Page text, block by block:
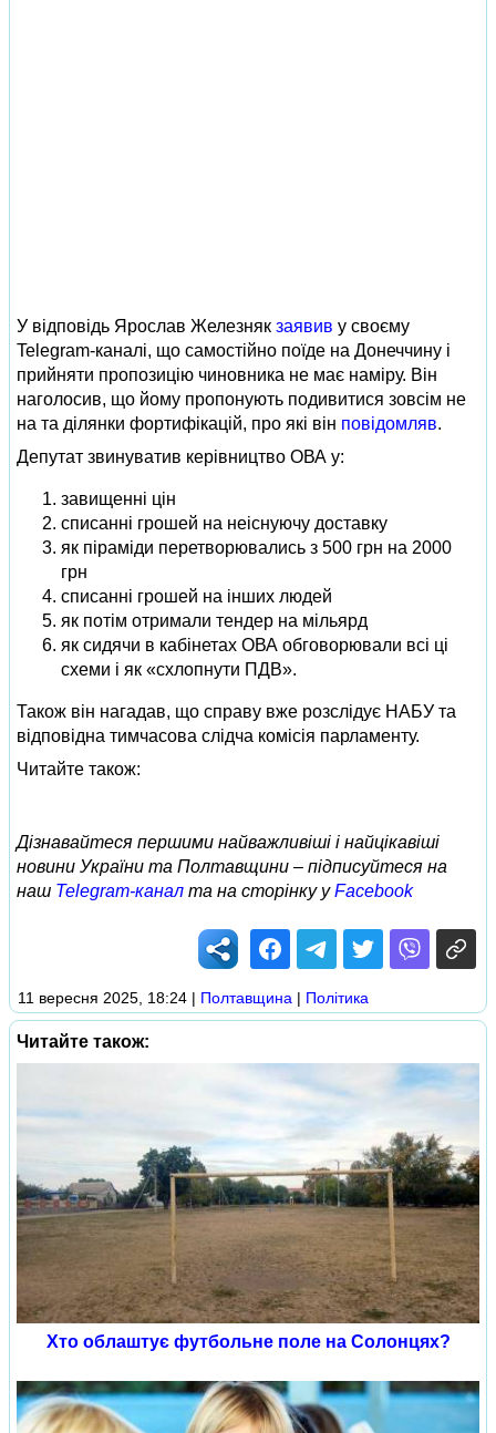
У відповідь Ярослав Железняк заявив у своєму
Telegram-каналі, що самостійно поїде на Донеччину і
прийняти пропозицію чиновника не має наміру. Він
наголосив, що йому пропонують подивитися зовсім не
на та ділянки фортифікацій, про які він повідомляв.
Депутат звинуватив керівництво ОВА у:
завищенні цін
списанні грошей на неіснуючу доставку
як піраміди перетворювались з 500 грн на 2000
грн
списанні грошей на інших людей
як потім отримали тендер на мільярд
як сидячи в кабінетах ОВА обговорювали всі ці
схеми і як «схлопнути ПДВ».
Також він нагадав, що справу вже розслідує НАБУ та
відповідна тимчасова слідча комісія парламенту.
Читайте також:
Дізнавайтеся першими найважливіші і найцікавіші
новини України та Полтавщини – підписуйтеся на
наш Telegram-канал та на сторінку уFacebook
11 вересня 2025, 18:24 | Полтавщина | Політика
Читайте також:
Хто облаштує футбольне поле на Солонцях?